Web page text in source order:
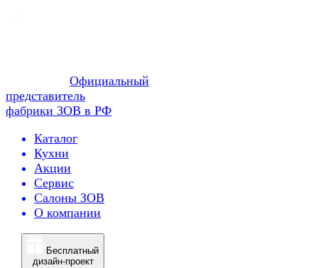
Официальный
представитель
фабрики ЗОВ в РФ
Каталог
Кухни
Акции
Сервис
Салоны ЗОВ
О компании
Бесплатный
дизайн-проект